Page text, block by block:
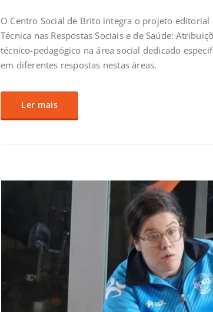
O Centro Social de Brito integra o projeto editorial
Técnica nas Respostas Sociais e de Saúde:
técnico-pedagógico na área social dedicado
em diferentes respostas nestas áreas.
Ler mais